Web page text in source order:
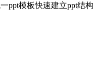
ppt模板快速建立ppt结构